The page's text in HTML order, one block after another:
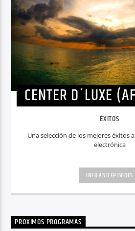
CENTER D´LUXE
ÉXITOS
Una selección de los mejores éxitos
electrónica
INFO AND EPISODES
PRÓXIMOS PROGRAMAS